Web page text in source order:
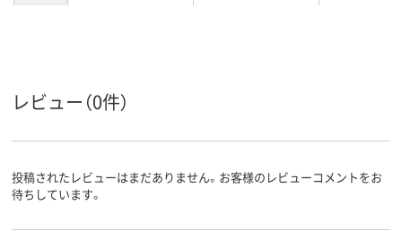
レビュー（0件）
投稿されたレビューはまだありません。お客様のレビューコメントをお
待ちしています。